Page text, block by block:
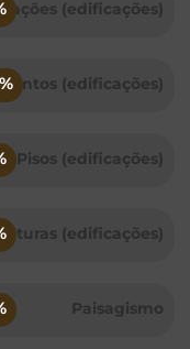
(edificações)
(edificações)
Pisos (edificações)
(edificações)
Paisagismo